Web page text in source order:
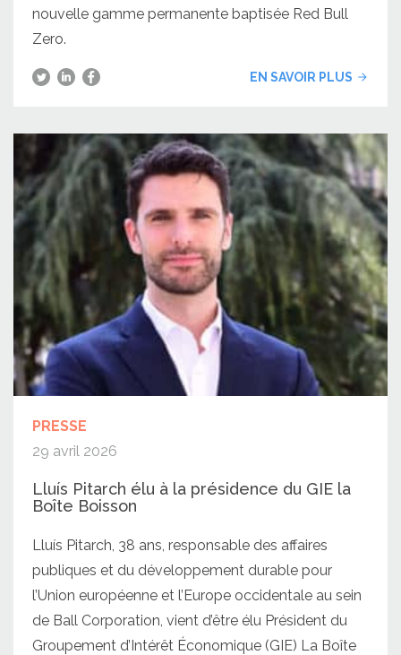
nouvelle gamme permanente baptisée Red Bull
Zero.
EN SAVOIR PLUS
PRESSE
29 avril 2026
Lluís Pitarch élu à la présidence du GIE la
Boîte Boisson
Lluís Pitarch, 38 ans, responsable des affaires
publiques et du développement durable pour
l’Union européenne et l’Europe occidentale au sein
de Ball Corporation, vient d’être élu Président du
Groupement d’Intérêt Économique (GIE) La Boîte